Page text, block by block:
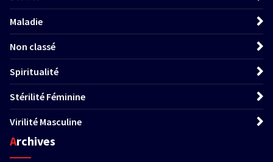
Maladie
Non classé
Spiritualité
Stérilité Féminine
Virilité Masculine
Archives